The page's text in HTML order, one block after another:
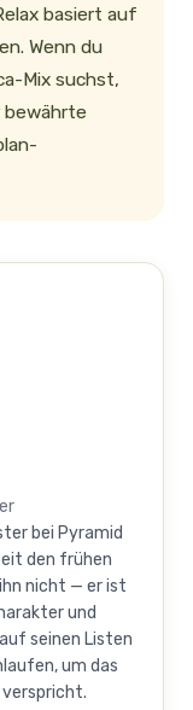
basiert auf
Wenn du
Mix suchst,
bewährte
bei Pyramid
den frühen
nicht — er ist
und
seinen Listen
um das
verspricht.